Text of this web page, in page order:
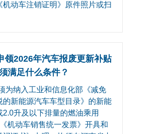
机动车注销证明》原件照片或扫
领2026年汽车报废更新补贴
满足什么条件？
为纳入工业和信息化部《减免
的新能源汽车车型目录》的新能
2.0升及以下排量的燃油乘用
机动车销售统一发票》开具和